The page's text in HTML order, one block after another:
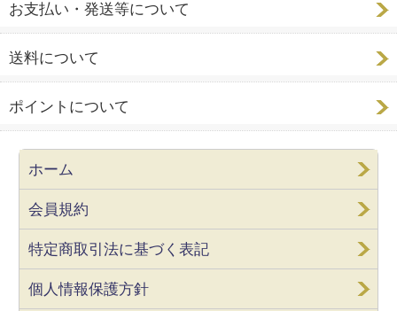
お支払い・発送等について
送料について
ポイントについて
ホーム
会員規約
特定商取引法に基づく表記
個人情報保護方針